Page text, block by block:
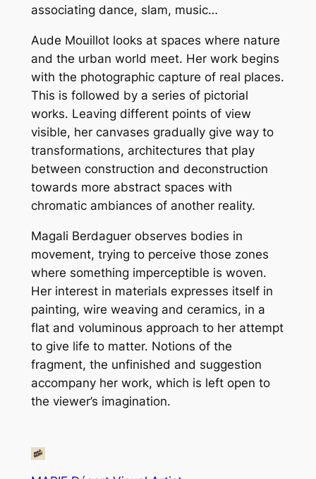
associating dance, slam, music…
Aude Mouillot looks at spaces where nature
and the urban world meet. Her work begins
with the photographic capture of real places.
This is followed by a series of pictorial
works. Leaving different points of view
visible, her canvases gradually give way to
transformations, architectures that play
between construction and deconstruction
towards more abstract spaces with
chromatic ambiances of another reality.
Magali Berdaguer observes bodies in
movement, trying to perceive those zones
where something imperceptible is woven.
Her interest in materials expresses itself in
painting, wire weaving and ceramics, in a
flat and voluminous approach to her attempt
to give life to matter. Notions of the
fragment, the unfinished and suggestion
accompany her work, which is left open to
the viewer’s imagination.